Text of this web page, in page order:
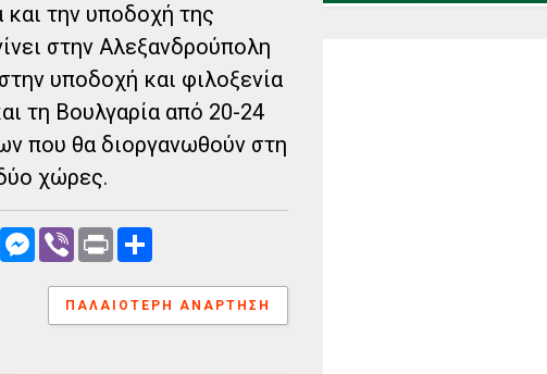
την υποδοχή της
στην Αλεξανδρούπολη
υποδοχή και φιλοξενία
τη Βουλγαρία από 20-24
που θα διοργανωθούν στη
χώρες.
M
e
r
n
α
λ
λ
ΠΑΛΑΙΌΤΕΡΗ ΑΝΆΡΤΗΣΗ